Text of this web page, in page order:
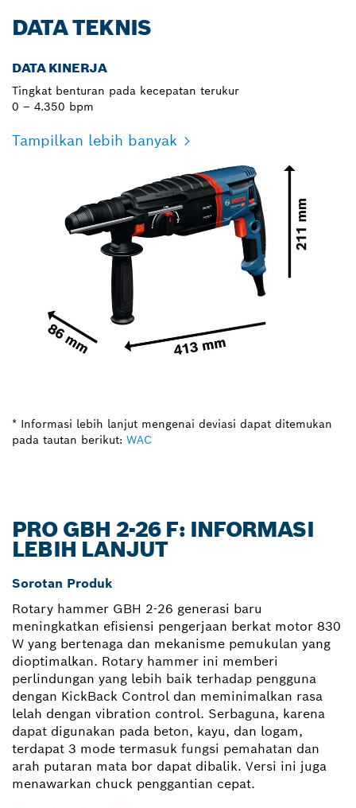
DATA TEKNIS
DATA KINERJA
Tingkat benturan pada kecepatan terukur
0 – 4.350 bpm
Tampilkan lebih banyak
* Informasi lebih lanjut mengenai deviasi dapat ditemukan
pada tautan berikut: WAC
PRO GBH 2-26 F: INFORMASI
LEBIH LANJUT
Sorotan Produk
Rotary hammer GBH 2-26 generasi baru
meningkatkan efisiensi pengerjaan berkat motor 830
W yang bertenaga dan mekanisme pemukulan yang
dioptimalkan. Rotary hammer ini memberi
perlindungan yang lebih baik terhadap pengguna
dengan KickBack Control dan meminimalkan rasa
lelah dengan vibration control. Serbaguna, karena
dapat digunakan pada beton, kayu, dan logam,
terdapat 3 mode termasuk fungsi pemahatan dan
arah putaran mata bor dapat dibalik. Versi ini juga
menawarkan chuck penggantian cepat.